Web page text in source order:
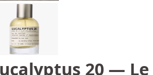
20 —